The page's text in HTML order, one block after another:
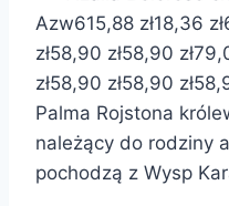
Azw615,88 zł18,36 zł
zł58,90 zł58,90 zł
zł58,90 zł58,90 zł
Palma Rojstona
należący do rodziny
pochodzą z Wysp